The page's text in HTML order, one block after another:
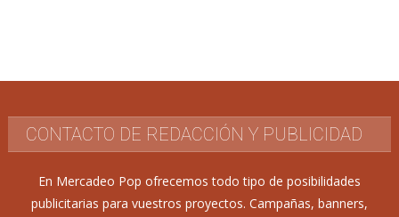
CONTACTO DE REDACCIÓN Y PUBLICIDAD
En Mercadeo Pop ofrecemos todo tipo de posibilidades
publicitarias para vuestros proyectos. Campañas, banners,